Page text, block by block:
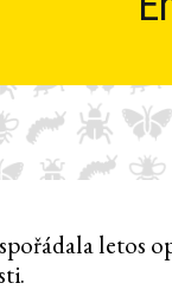
letos